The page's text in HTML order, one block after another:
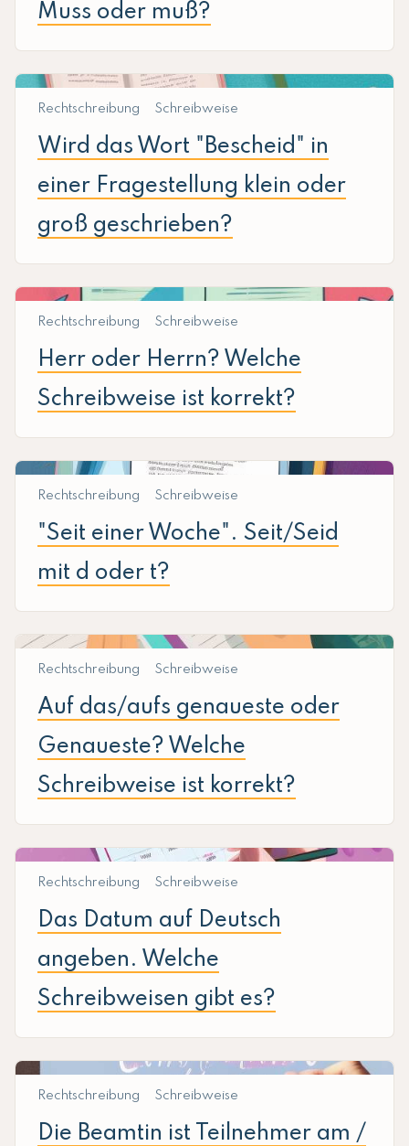
Muss oder muß?
Rechtschreibung Schreibweise
Wird das Wort "Bescheid" in
einer Fragestellung klein oder
groß geschrieben?
Rechtschreibung Schreibweise
Herr oder Herrn? Welche
Schreibweise ist korrekt?
Rechtschreibung Schreibweise
"Seit einer Woche". Seit/Seid
mit d oder t?
Rechtschreibung Schreibweise
Auf das/aufs genaueste oder
Genaueste? Welche
Schreibweise ist korrekt?
Rechtschreibung Schreibweise
Das Datum auf Deutsch
angeben. Welche
Schreibweisen gibt es?
Rechtschreibung Schreibweise
Die Beamtin ist Teilnehmer am /